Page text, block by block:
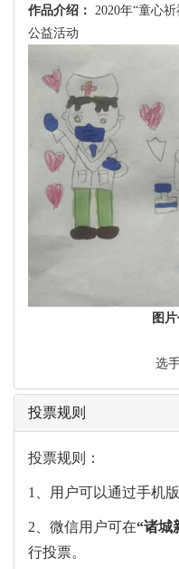
作品介绍：
2020年“童心
公益活动
图
选
投票规则
投票规则：
1、用户可以通过手机
2、微信用户可在“诸城
行投票。